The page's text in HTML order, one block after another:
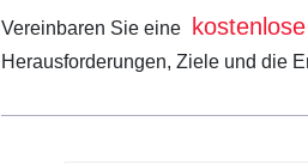
Vereinbaren Sie eine
Herausforderungen, Ziele und die